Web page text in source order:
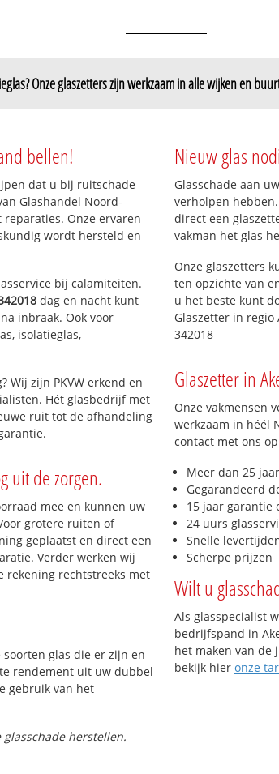
Onze glaszetters zijn werkzaam in alle wijken en
bellen!
dat u bij ruitschade
Glashandel Noord-
Onze ervaren
wordt hersteld en
bij calamiteiten.
dag en nacht kunt
inbraak. Ook voor
isolatieglas,
Wij zijn PKVW erkend en
Hét glasbedrijf met
ruit tot de afhandeling
uit de zorgen.
mee en kunnen uw
grotere ruiten of
geplaatst en direct een
Verder werken wij
rekening rechtstreeks met
glas die er zijn en
rendement uit uw dubbel
gebruik van het
herstellen.
Nieuw glas
Glasschade aan
verholpen
direct een
vakman het glas
Onze glaszetters
ten opzichte van
u het beste kunt
Glaszetter in regio
342018
Glaszetter in
Onze vakmensen
werkzaam in héél
contact met ons
Meer dan 25
Gegarandeerd
15 jaar garantie
24 uurs
Snelle
Scherpe prijzen
Wilt u
Als glasspecialist
bedrijfspand in
het maken van de
bekijk hier onze